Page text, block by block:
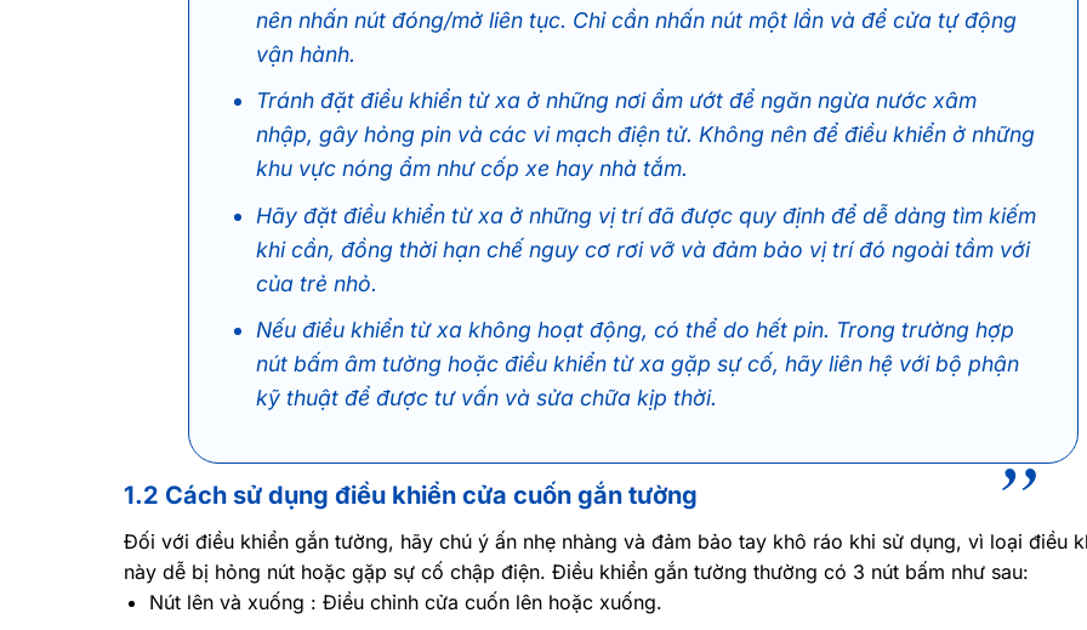
nên nhấn nút đóng/mở liên tục. Chỉ cần nhấn nút một lần và để cửa tự động
vận hành.
Tránh đặt điều khiển từ xa ở những nơi ẩm ướt để ngăn ngừa nước xâm
nhập, gây hỏng pin và các vi mạch điện tử. Không nên để điều khiển ở những
khu vực nóng ẩm như cốp xe hay nhà tắm.
Hãy đặt điều khiển từ xa ở những vị trí đã được quy định để dễ dàng tìm kiếm
khi cần, đồng thời hạn chế nguy cơ rơi vỡ và đảm bảo vị trí đó ngoài tầm với
của trẻ nhỏ.
Nếu điều khiển từ xa không hoạt động, có thể do hết pin. Trong trường hợp
nút bấm âm tường hoặc điều khiển từ xa gặp sự cố, hãy liên hệ với bộ phận
kỹ thuật để được tư vấn và sửa chữa kịp thời.
1.2 Cách sử dụng điều khiển cửa cuốn gắn tường
Đối với điều khiển gắn tường, hãy chú ý ấn nhẹ nhàng và đảm bảo tay khô ráo khi sử dụng, vì loại điều
này dễ bị hỏng nút hoặc gặp sự cố chập điện. Điều khiển gắn tường thường có 3 nút bấm như sau:
Nút lên và xuống : Điều chỉnh cửa cuốn lên hoặc xuống.